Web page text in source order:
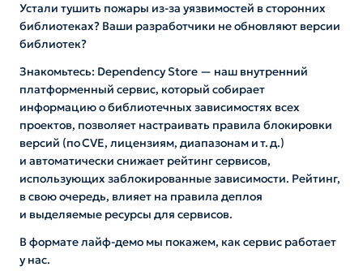
Устали тушить пожары из‑за уязвимостей в сторонних
библиотеках? Ваши разработчики не обновляют версии
библиотек?
Знакомьтесь: Dependency Store — наш внутренний
платформенный сервис, который собирает
информацию о библиотечных зависимостях всех
проектов, позволяет настраивать правила блокировки
версий (по CVE, лицензиям, диапазонам и т. д.)
и автоматически снижает рейтинг сервисов,
использующих заблокированные зависимости. Рейтинг,
в свою очередь, влияет на правила деплоя
и выделяемые ресурсы для сервисов.
В формате лайф‑демо мы покажем, как сервис работает
у нас.